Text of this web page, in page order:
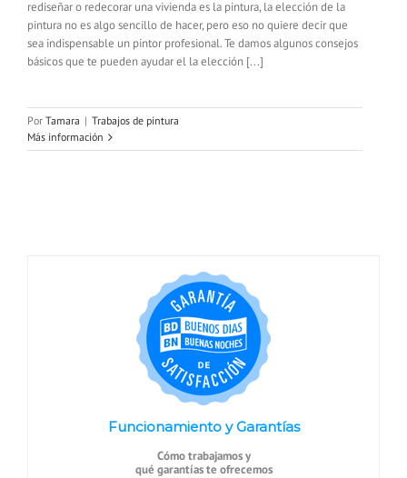
rediseñar o redecorar una vivienda es la pintura, la elección de la
pintura no es algo sencillo de hacer, pero eso no quiere decir que
sea indispensable un pintor profesional. Te damos algunos consejos
básicos que te pueden ayudar el la elección [...]
Por Tamara | Trabajos de pintura
Más información
Funcionamiento y Garantías
Cómo trabajamos y
qué garantías te ofrecemos